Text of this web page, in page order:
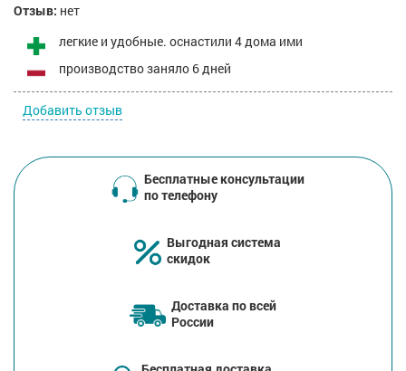
Отзыв: нет
легкие и удобные. оснастили 4 дома ими
производство заняло 6 дней
Добавить отзыв
Бесплатные консультации
по телефону
Выгодная система
скидок
Доставка по всей
России